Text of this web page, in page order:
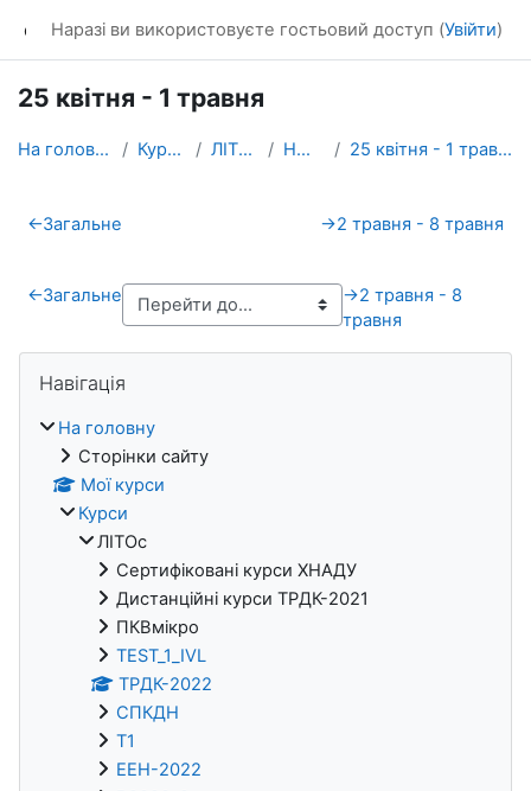
Наразі ви використовуєте гостьовий доступ (Увійти)
25 квітня - 1 травня
На головну Курси ЛІТОс НЩД 25 квітня - 1 травня
Схема розділу
←Загальне →2 травня - 8 травня
←Загальне →2 травня - 8
травня
Навігація
На головну
Сторінки сайту
Мої курси
Курси
ЛІТОс
Сертифіковані курси ХНАДУ
Дистанційні курси ТРДК-2021
ПКВмікро
TEST_1_IVL
ТРДК-2022
СПКДН
Т1
ЕЕН-2022